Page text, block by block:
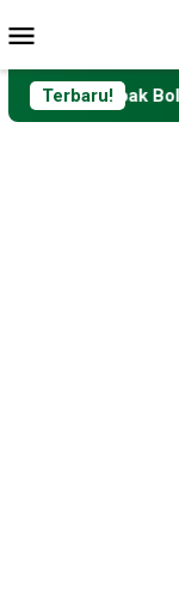
ke
kontenMobile
Terbaru!
Sepak Bola